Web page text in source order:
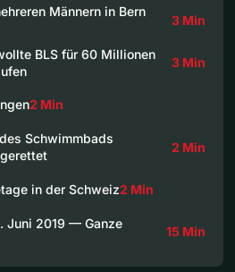
Männern in Bern
3 Min
BLS für 60 Millionen
3 Min
2 Min
Schwimmbads
2 Min
in der Schweiz2 Min
Juni 2019 — Ganze
15 Min